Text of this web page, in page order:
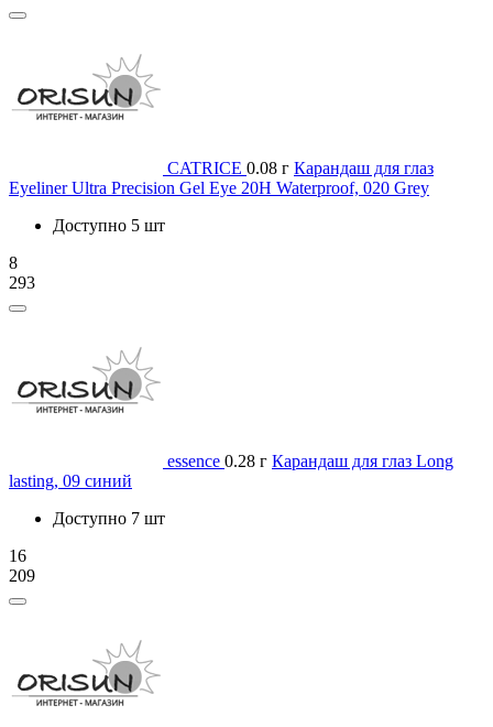
CATRICE 0.08 г Карандаш для глаз
Eyeliner Ultra Precision Gel Eye 20H Waterproof, 020 Grey
Доступно 5 шт
8
293
essence 0.28 г Карандаш для глаз Long
lasting, 09 синий
Доступно 7 шт
16
209